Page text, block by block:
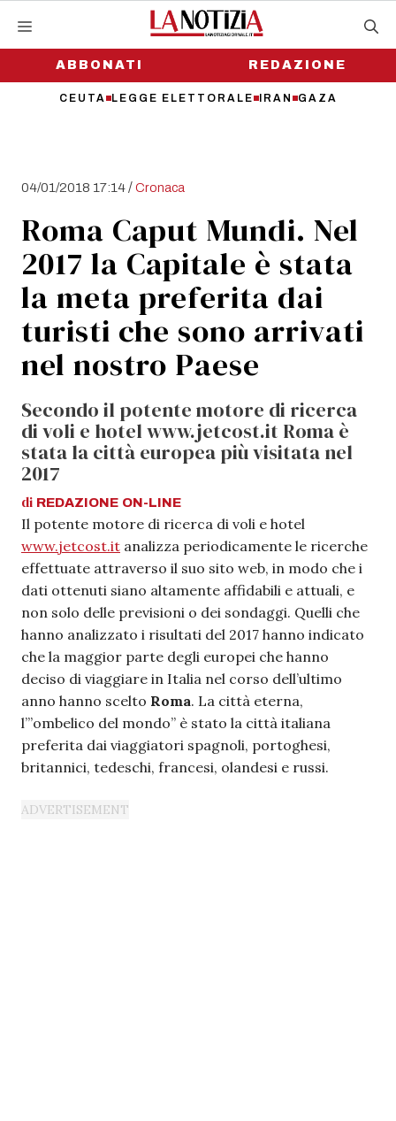
contenutoABBONATI
CEUTA LEGGE ELETTORALE IRAN GAZA
REDAZIONE
04/01/2018 17:14/Cronaca
Roma Caput Mundi. Nel
2017 la Capitale è stata
la meta preferita dai
turisti che sono arrivati
nel nostro Paese
Secondo il potente motore di ricerca
di voli e hotel www.jetcost.it Roma è
stata la città europea più visitata nel
2017
di REDAZIONE ON-LINE
Il potente motore di ricerca di voli e hotel
www.jetcost.it analizza periodicamente le ricerche
effettuate attraverso il suo sito web, in modo che i
dati ottenuti siano altamente affidabili e attuali, e
non solo delle previsioni o dei sondaggi. Quelli che
hanno analizzato i risultati del 2017 hanno indicato
che la maggior parte degli europei che hanno
deciso di viaggiare in Italia nel corso dell’ultimo
anno hanno scelto Roma. La città eterna,
l’”ombelico del mondo” è stato la città italiana
preferita dai viaggiatori spagnoli, portoghesi,
britannici, tedeschi, francesi, olandesi e russi.